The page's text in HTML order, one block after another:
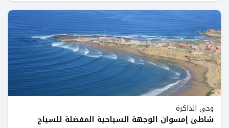
وحي الذاكرة
شاطئ إمسوان الوجهة السياحية المفضلة للسياح